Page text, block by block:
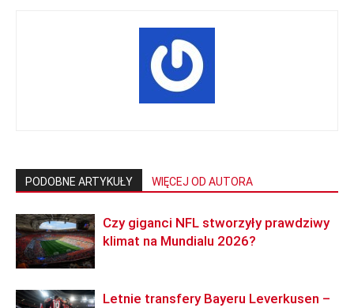
PODOBNE ARTYKUŁY WIĘCEJ OD AUTORA
Czy giganci NFL stworzyły prawdziwy
klimat na Mundialu 2026?
Letnie transfery Bayeru Leverkusen –